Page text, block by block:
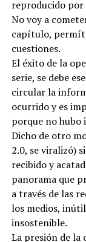
reproducido por
No voy a
capítulo,
cuestiones.
El éxito de la
serie, se debe
circular la
ocurrido y es
porque no hubo
Dicho de otro
2.0, se viralizó)
recibido y
panorama que
a través de las
los medios,
insostenible.
La presión de